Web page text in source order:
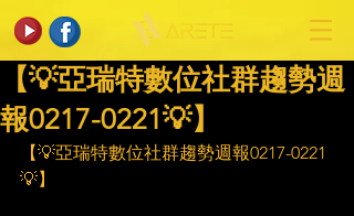
【💡亞瑞特數位社群趨勢週
報0217-0221💡】
【💡亞瑞特數位社群趨勢週報0217-0221
💡】